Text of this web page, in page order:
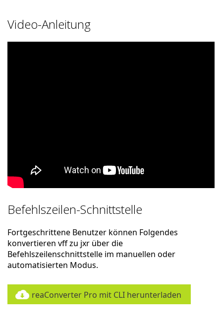
Video-Anleitung
Befehlszeilen-Schnittstelle
Fortgeschrittene Benutzer können Folgendes
konvertieren vff zu jxr über die
Befehlszeilenschnittstelle im manuellen oder
automatisierten Modus.
reaConverter Pro mit CLI herunterladen